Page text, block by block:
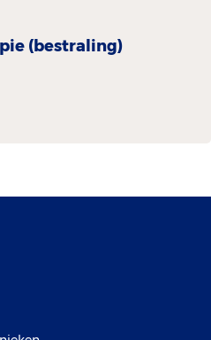
(bestraling)